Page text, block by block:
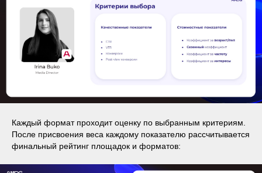
Каждый формат проходит оценку по выбранным критериям.
После присвоения веса каждому показателю рассчитывается
финальный рейтинг площадок и форматов: